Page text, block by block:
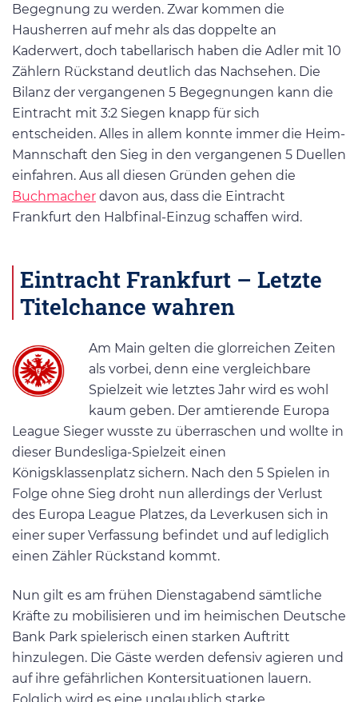
Begegnung zu werden. Zwar kommen die
Hausherren auf mehr als das doppelte an
Kaderwert, doch tabellarisch haben die Adler mit 10
Zählern Rückstand deutlich das Nachsehen. Die
Bilanz der vergangenen 5 Begegnungen kann die
Eintracht mit 3:2 Siegen knapp für sich
entscheiden. Alles in allem konnte immer die Heim-
Mannschaft den Sieg in den vergangenen 5 Duellen
einfahren. Aus all diesen Gründen gehen die
Buchmacher davon aus, dass die Eintracht
Frankfurt den Halbfinal-Einzug schaffen wird.
Eintracht Frankfurt – Letzte
Titelchance wahren
Am Main gelten die glorreichen Zeiten
als vorbei, denn eine vergleichbare
Spielzeit wie letztes Jahr wird es wohl
kaum geben. Der amtierende Europa
League Sieger wusste zu überraschen und wollte in
dieser Bundesliga-Spielzeit einen
Königsklassenplatz sichern. Nach den 5 Spielen in
Folge ohne Sieg droht nun allerdings der Verlust
des Europa League Platzes, da Leverkusen sich in
einer super Verfassung befindet und auf lediglich
einen Zähler Rückstand kommt.
Nun gilt es am frühen Dienstagabend sämtliche
Kräfte zu mobilisieren und im heimischen Deutsche
Bank Park spielerisch einen starken Auftritt
hinzulegen. Die Gäste werden defensiv agieren und
auf ihre gefährlichen Kontersituationen lauern.